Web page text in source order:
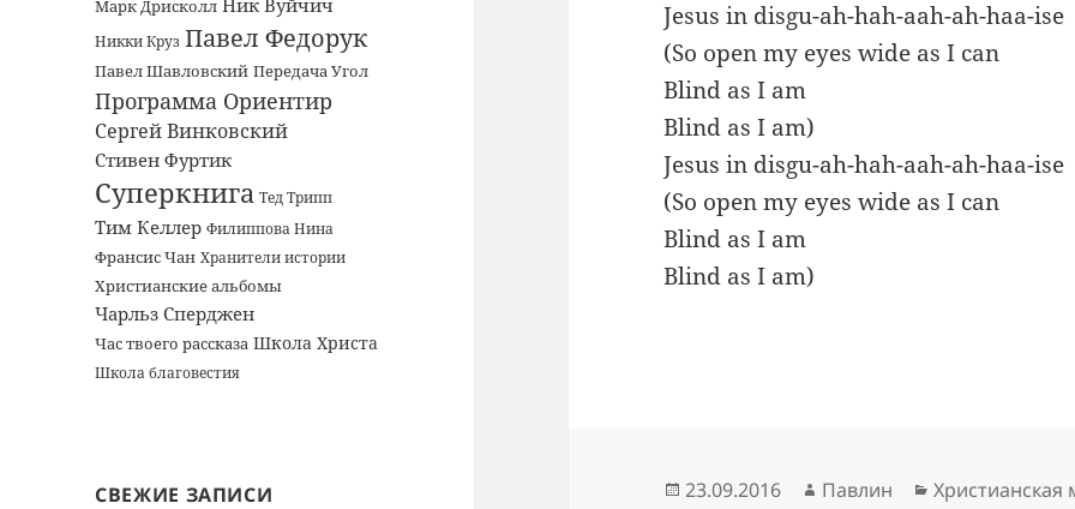
Марк Дрисколл Ник Вуйчич
Никки Круз Павел Федорук
Павел Шавловский Передача Угол
Программа Ориентир
Сергей Винковский
Стивен Фуртик
Суперкнига Тед Трипп
Тим Келлер Филиппова Нина
Франсис Чан Хранители истории
Христианские альбомы
Чарльз Сперджен
Час твоего рассказа Школа Христа
Школа благовестия
СВЕЖИЕ ЗАПИСИ
Jesus in disgu-ah-hah-aah-ah-haa-ise
(So open my eyes wide as I can
Blind as I am
Blind as I am)
Jesus in disgu-ah-hah-aah-ah-haa-ise
(So open my eyes wide as I can
Blind as I am
Blind as I am)
Опубликовано
23.09.2016 Автор
Павлин Рубрики
Христианская